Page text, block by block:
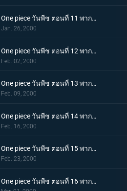
One piece วันพีช ตอนที่ 11 พากย์ไทย แผนลับถูกเปิดเผย พ่อบ้านโจรสลัด กัปตันคุโระ!
Jan. 26, 2000
One piece วันพีช ตอนที่ 12 พากย์ไทย กลุ่มโจรสลัดแมวดำบุก การต่อสู้บนพื้นลาด
Feb. 02, 2000
One piece วันพีช ตอนที่ 13 พากย์ไทย คู่พี่น้องสุดน่ากลัว! พี่น้องเนียบัน ปะทะ โซโล
Feb. 09, 2000
One piece วันพีช ตอนที่ 14 พากย์ไทย ลูฟี่คืนสติ! คุณหนูคายะยอมเสี่ยงตาย
Feb. 16, 2000
One piece วันพีช ตอนที่ 15 พากย์ไทย จัดการคุโระซะ! การตัดสินใจทั้งน้ำตาของอุซป
Feb. 23, 2000
One piece วันพีช ตอนที่ 16 พากย์ไทย ปกป้องคายะให้ได้! วีรกรรมครั้งใหญ่ของกลุ่มโจรสลัดอุซป